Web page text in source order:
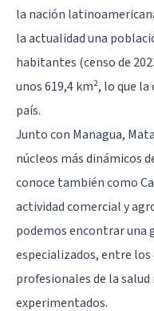
la nación
la actualidad una
habitantes (censo de
unos 619,4 km², lo que
país.
Junto con Managua,
núcleos más dinámicos
conoce también como
actividad comercial y
podemos encontrar una
especializados, entre
profesionales de la
experimentados.